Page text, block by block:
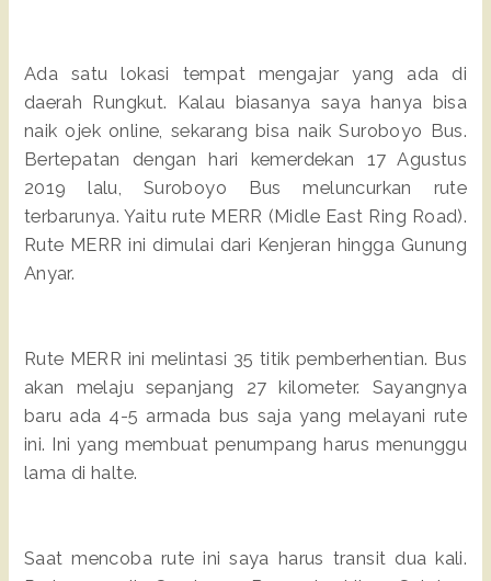
Ada satu lokasi tempat mengajar yang ada di
daerah Rungkut. Kalau biasanya saya hanya bisa
naik ojek online, sekarang bisa naik Suroboyo Bus.
Bertepatan dengan hari kemerdekan 17 Agustus
2019 lalu, Suroboyo Bus meluncurkan rute
terbarunya. Yaitu rute MERR (Midle East Ring Road).
Rute MERR ini dimulai dari Kenjeran hingga Gunung
Anyar.
Rute MERR ini melintasi 35 titik pemberhentian. Bus
akan melaju sepanjang 27 kilometer. Sayangnya
baru ada 4-5 armada bus saja yang melayani rute
ini. Ini yang membuat penumpang harus menunggu
lama di halte.
Saat mencoba rute ini saya harus transit dua kali.